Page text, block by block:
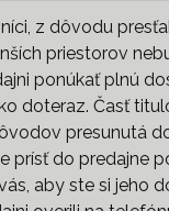
z dôvodu
priestorov
ponúkať plnú
doteraz. Časť
presunutá
prísť do predajne
aby ste si jeho